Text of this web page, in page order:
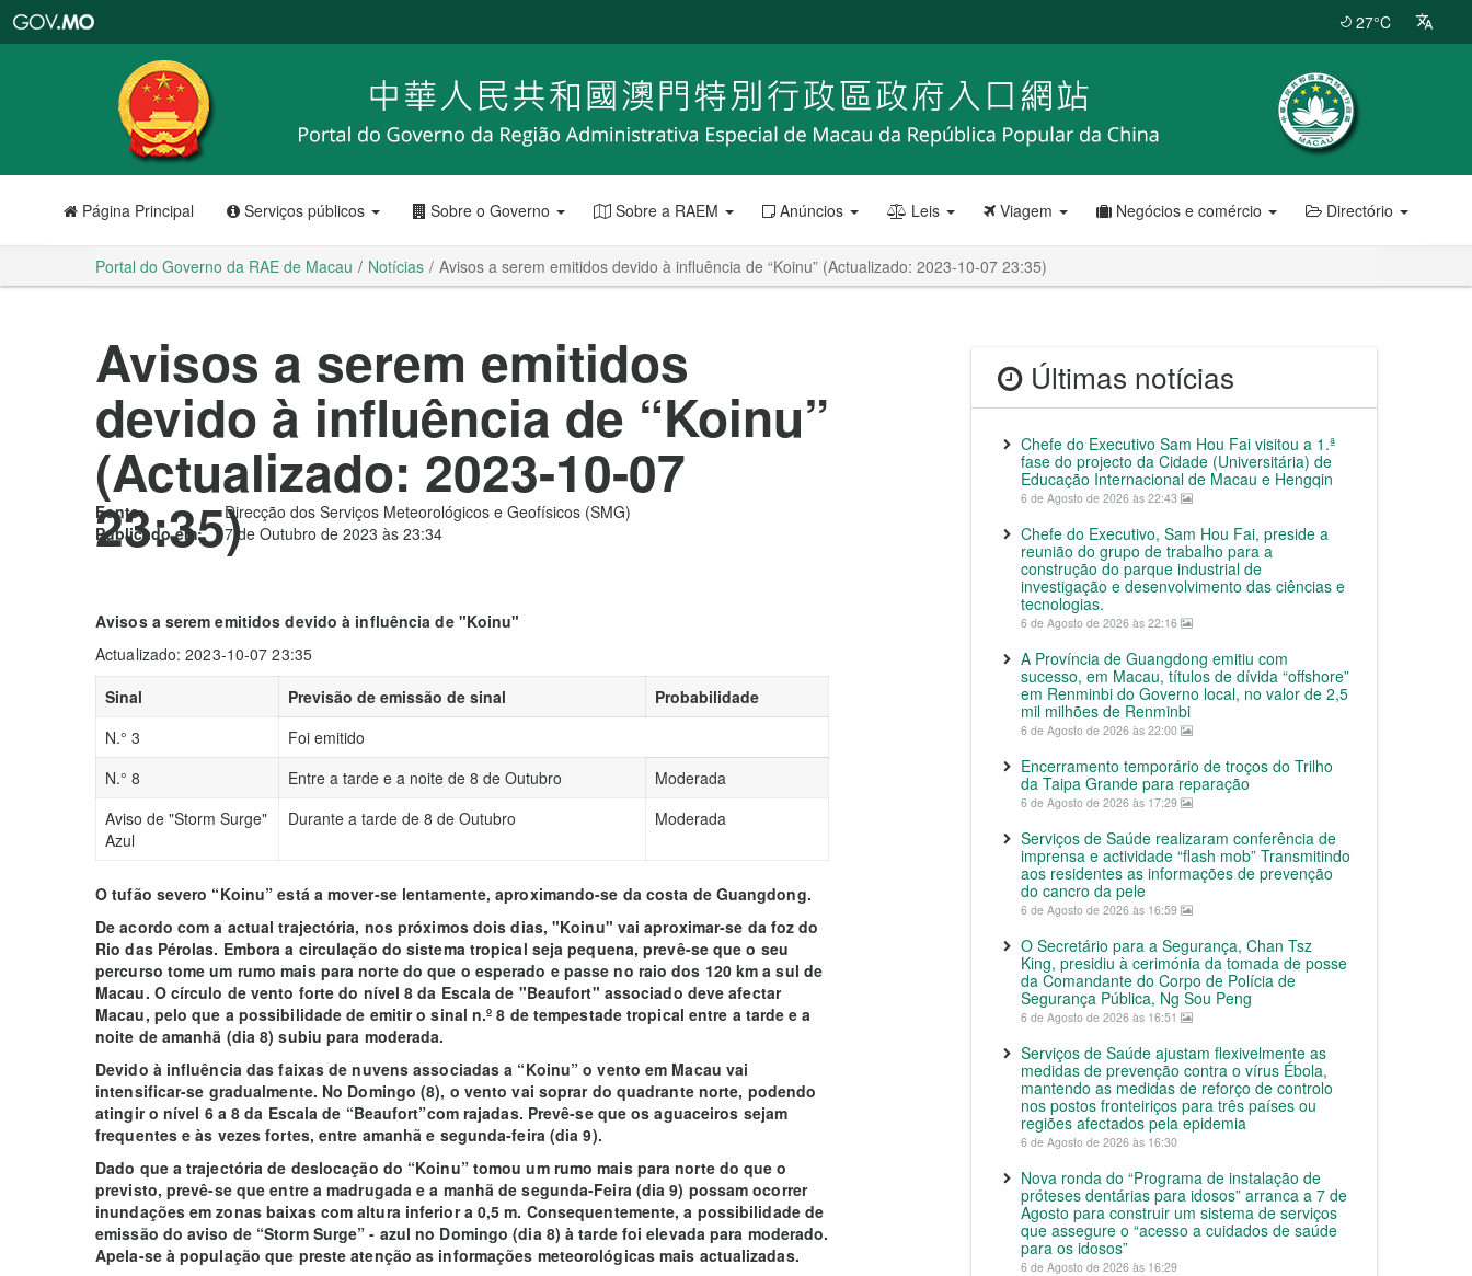
RAE
de
Macau
27°C
Página Principal Serviços públicos Sobre o Governo Sobre a RAEM Anúncios Leis Viagem Negócios e comércio Directório
Portal do Governo da RAE de Macau Notícias Avisos a serem emitidos devido à influência de “Koinu” (Actualizado: 2023-10-07 23:35)
Avisos a serem emitidos
devido à influência de “Koinu”
(Actualizado: 2023-10-07
23:35)
Fonte:
Direcção dos Serviços Meteorológicos e Geofísicos (SMG)
Publicado em:
7 de Outubro de 2023 às 23:34
Avisos a serem emitidos devido à influência de "Koinu"
Actualizado: 2023-10-07 23:35
Sinal
Previsão de emissão de sinal
Probabilidade
N.° 3
Foi emitido
N.° 8
Entre a tarde e a noite de 8 de Outubro
Moderada
Aviso de "Storm Surge"
Azul
Durante a tarde de 8 de Outubro Moderada
O tufão severo “Koinu” está a mover-se lentamente, aproximando-se da costa de Guangdong.
De acordo com a actual trajectória, nos próximos dois dias, "Koinu" vai aproximar-se da foz do
Rio das Pérolas. Embora a circulação do sistema tropical seja pequena, prevê-se que o seu
percurso tome um rumo mais para norte do que o esperado e passe no raio dos 120 km a sul de
Macau. O círculo de vento forte do nível 8 da Escala de "Beaufort" associado deve afectar
Macau, pelo que a possibilidade de emitir o sinal n.º 8 de tempestade tropical entre a tarde e a
noite de amanhã (dia 8) subiu para moderada.
Devido à influência das faixas de nuvens associadas a “Koinu” o vento em Macau vai
intensificar-se gradualmente. No Domingo (8), o vento vai soprar do quadrante norte, podendo
atingir o nível 6 a 8 da Escala de “Beaufort”com rajadas. Prevê-se que os aguaceiros sejam
frequentes e às vezes fortes, entre amanhã e segunda-feira (dia 9).
Dado que a trajectória de deslocação do “Koinu” tomou um rumo mais para norte do que o
previsto, prevê-se que entre a madrugada e a manhã de segunda-Feira (dia 9) possam ocorrer
inundações em zonas baixas com altura inferior a 0,5 m. Consequentemente, a possibilidade de
emissão do aviso de “Storm Surge” - azul no Domingo (dia 8) à tarde foi elevada para moderado.
Apela-se à população que preste atenção as informações meteorológicas mais actualizadas.
Últimas notícias
Chefe do Executivo Sam Hou Fai visitou a 1.ª
fase do projecto da Cidade (Universitária) de
Educação Internacional de Macau e Hengqin
6 de Agosto de 2026 às 22:43
Chefe do Executivo, Sam Hou Fai, preside a
reunião do grupo de trabalho para a
construção do parque industrial de
investigação e desenvolvimento das ciências e
tecnologias.
6 de Agosto de 2026 às 22:16
A Província de Guangdong emitiu com
sucesso, em Macau, títulos de dívida “offshore”
em Renminbi do Governo local, no valor de 2,5
mil milhões de Renminbi
6 de Agosto de 2026 às 22:00
Encerramento temporário de troços do Trilho
da Taipa Grande para reparação
6 de Agosto de 2026 às 17:29
Serviços de Saúde realizaram conferência de
imprensa e actividade “flash mob” Transmitindo
aos residentes as informações de prevenção
do cancro da pele
6 de Agosto de 2026 às 16:59
O Secretário para a Segurança, Chan Tsz
King, presidiu à cerimónia da tomada de posse
da Comandante do Corpo de Polícia de
Segurança Pública, Ng Sou Peng
6 de Agosto de 2026 às 16:51
Serviços de Saúde ajustam flexivelmente as
medidas de prevenção contra o vírus Ébola,
mantendo as medidas de reforço de controlo
nos postos fronteiriços para três países ou
regiões afectados pela epidemia
6 de Agosto de 2026 às 16:30
Nova ronda do “Programa de instalação de
próteses dentárias para idosos” arranca a 7 de
Agosto para construir um sistema de serviços
que assegure o “acesso a cuidados de saúde
para os idosos”
6 de Agosto de 2026 às 16:29